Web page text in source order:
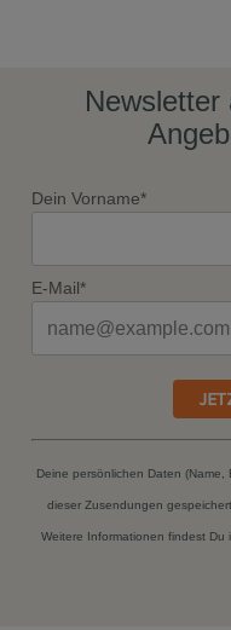
Newsletter
Dein Vorname*
E-Mail*
Deine persönlichen Daten (Name,
dieser Zusendungen
Weitere Informationen findest Du